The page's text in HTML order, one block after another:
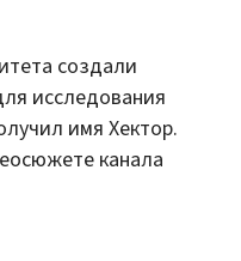
создали
исследования
имя Хектор.
канала